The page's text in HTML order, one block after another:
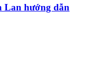
Lan hướng dẫn